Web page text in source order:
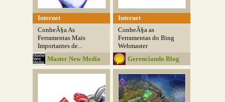
Internet
ConheÃ§a As
Ferramentas Mais
Importantes de...
Master New Media
Internet
ConheÃ§a as
Ferramentas do Bing
Webmaster
Gerenciando Blog